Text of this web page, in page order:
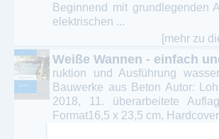
Beginnend mit grundlegenden
elektrischen ...
[mehr zu
Weiße Wannen - einfach
ruktion und Ausführung
Bauwerke aus Beton Autor:
2018, 11. überarbeitete
Format16,5 x 23,5 cm,
[mehr zu